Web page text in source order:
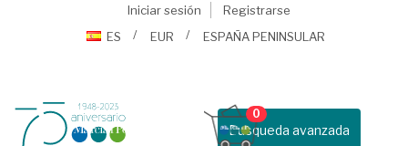
Iniciar sesión
Registrarse
ES
EUR ESPAÑA PENINSULAR
Busqueda avanzada
0